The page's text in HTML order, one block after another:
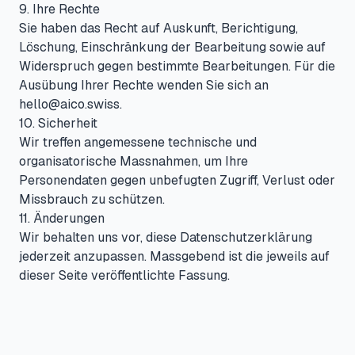
9. Ihre Rechte
Sie haben das Recht auf Auskunft, Berichtigung,
Löschung, Einschränkung der Bearbeitung sowie auf
Widerspruch gegen bestimmte Bearbeitungen. Für die
Ausübung Ihrer Rechte wenden Sie sich an
hello@aico.swiss.
10. Sicherheit
Wir treffen angemessene technische und
organisatorische Massnahmen, um Ihre
Personendaten gegen unbefugten Zugriff, Verlust oder
Missbrauch zu schützen.
11. Änderungen
Wir behalten uns vor, diese Datenschutzerklärung
jederzeit anzupassen. Massgebend ist die jeweils auf
dieser Seite veröffentlichte Fassung.